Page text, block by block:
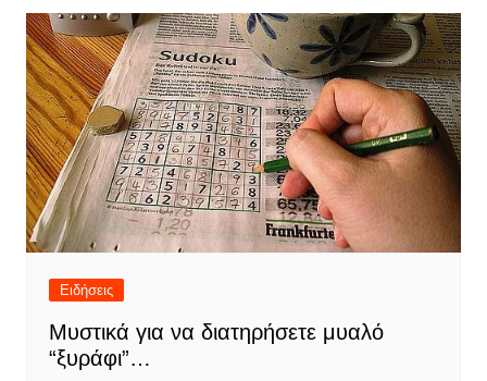
Ειδήσεις
Μυστικά για να διατηρήσετε μυαλό
“ξυράφι”…